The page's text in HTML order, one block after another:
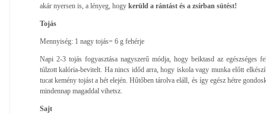
akár nyersen is, a lényeg, hogy kerüld a rántást és a zsírban sütést!
Tojás
Mennyiség: 1 nagy tojás= 6 g fehérje
Napi 2-3 tojás fogyasztása nagyszerű módja, hogy beiktasd az egészséges
túlzott kalória-bevitelt. Ha nincs időd arra, hogy iskola vagy munka előtt
tucat kemény tojást a hét elején. Hűtőben tárolva eláll, és így egész hétre
mindennap magaddal vihetsz.
Sajt